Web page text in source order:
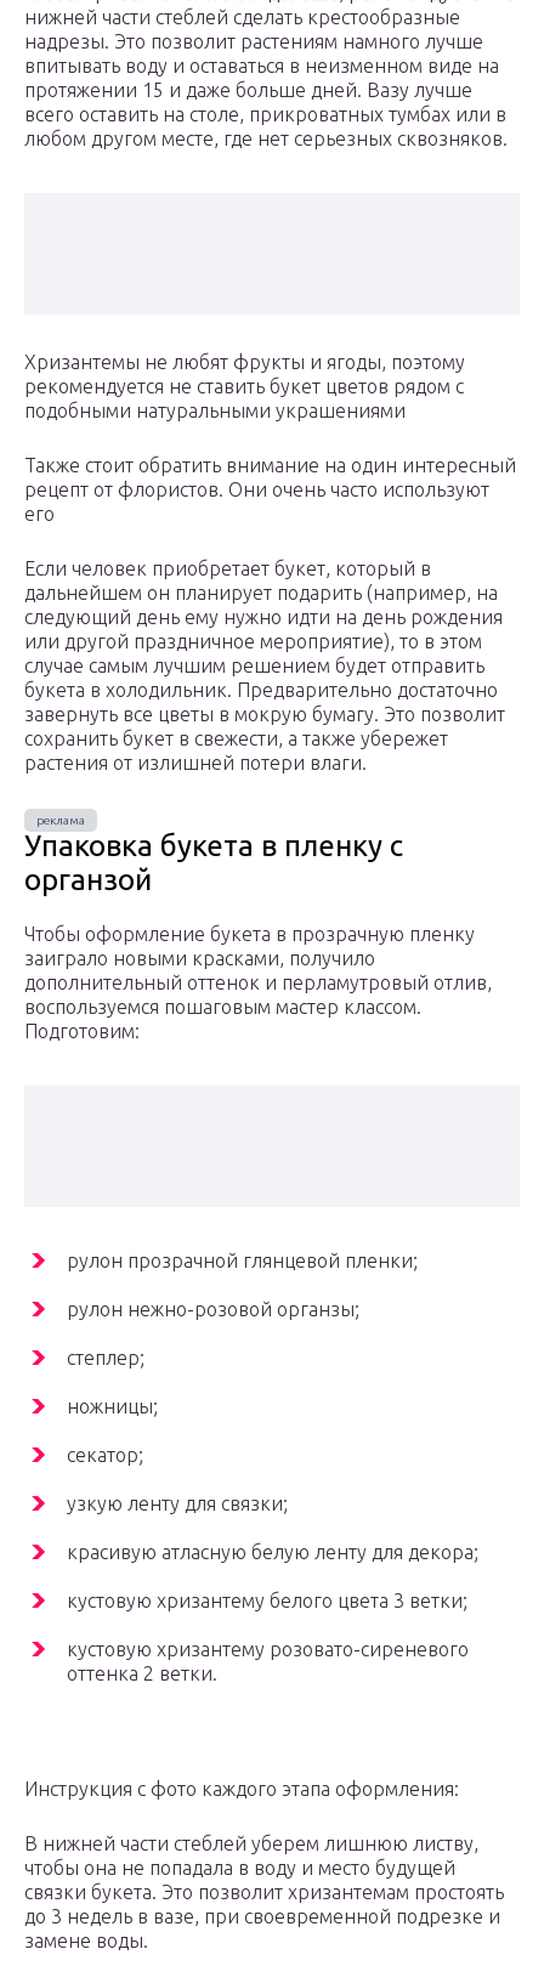
нижней части стеблей сделать крестообразные
надрезы. Это позволит растениям намного лучше
впитывать воду и оставаться в неизменном виде на
протяжении 15 и даже больше дней. Вазу лучше
всего оставить на столе, прикроватных тумбах или в
любом другом месте, где нет серьезных сквозняков.
Хризантемы не любят фрукты и ягоды, поэтому
рекомендуется не ставить букет цветов рядом с
подобными натуральными украшениями
Также стоит обратить внимание на один интересный
рецепт от флористов. Они очень часто используют
его
Если человек приобретает букет, который в
дальнейшем он планирует подарить (например, на
следующий день ему нужно идти на день рождения
или другой праздничное мероприятие), то в этом
случае самым лучшим решением будет отправить
букета в холодильник. Предварительно достаточно
завернуть все цветы в мокрую бумагу. Это позволит
сохранить букет в свежести, а также убережет
растения от излишней потери влаги.
Упаковка букета в пленку с
органзой
Чтобы оформление букета в прозрачную пленку
заиграло новыми красками, получило
дополнительный оттенок и перламутровый отлив,
воспользуемся пошаговым мастер классом.
Подготовим:
рулон прозрачной глянцевой пленки;
рулон нежно-розовой органзы;
степлер;
ножницы;
секатор;
узкую ленту для связки;
красивую атласную белую ленту для декора;
кустовую хризантему белого цвета 3 ветки;
кустовую хризантему розовато-сиреневого
оттенка 2 ветки.
Инструкция с фото каждого этапа оформления:
В нижней части стеблей уберем лишнюю листву,
чтобы она не попадала в воду и место будущей
связки букета. Это позволит хризантемам простоять
до 3 недель в вазе, при своевременной подрезке и
замене воды.